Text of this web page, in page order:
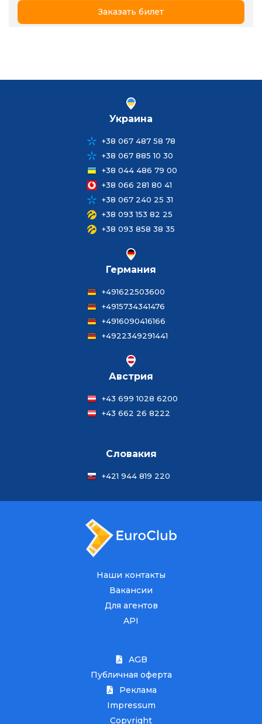
Заказать билет
Украина
+38 067 487 58 78
+38 067 885 10 30
+38 044 486 79 00
+38 066 281 80 41
+38 067 240 25 31
+38 093 153 82 25
+38 093 858 38 35
Германия
+491622503600
+4915734341476
+4916090416166
+4922349291441
Австрия
+43 699 1028 6200
+43 662 26 8222
Словакия
+421 944 819 220
Наши контакты
Вакансии
Для агентов
API
AGB
Публичная оферта
Реклама
Impressum
Copyright